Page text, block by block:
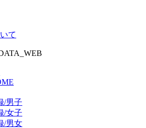
て
/男子
/女子
/男女